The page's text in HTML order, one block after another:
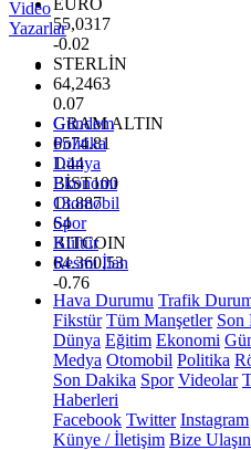
EURO
55,0317
-0.02
STERLİN
64,2463
0.07
GRAM ALTIN
6574.81
1.44
BİST100
13.887
64
BITCOIN
64.360,53
-0.76
Video
Yazarlar
Gündem
Politika
Dünya
Ekonomi
Otomobil
Spor
Kültür
Resmi İlan
Hava Durumu Trafik
Fikstür Tüm Manşetler Son
Dünya Eğitim Ekonomi
Medya Otomobil Politika
Son Dakika Spor Videolar
Haberleri
Facebook Twitter Instagram
Künye / İletişim Bize Ulaşın